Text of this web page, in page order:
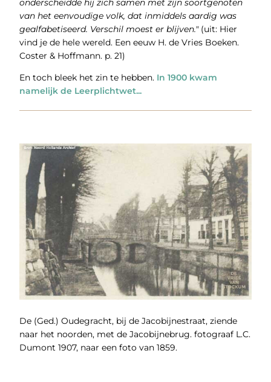
onderscheidde hij zich samen met zijn soortgenoten
van het eenvoudige volk, dat inmiddels aardig was
gealfabetiseerd. Verschil moest er blijven."(uit: Hier
vind je de hele wereld. Een eeuw H. de Vries Boeken.
Coster & Hoffmann. p. 21)
En toch bleek het zin te hebben. In 1900 kwam
namelijk de Leerplichtwet...
De (Ged.) Oudegracht, bij de Jacobijnestraat, ziende
naar het noorden, met de Jacobijnebrug. fotograaf L.C.
Dumont 1907, naar een foto van 1859.